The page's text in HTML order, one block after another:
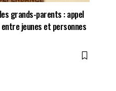
grands-parents : appel
jeunes et personnes